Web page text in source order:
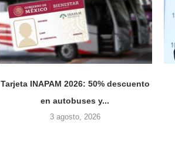
Tarjeta INAPAM 2026: 50% descuento
en autobuses y...
3 agosto, 2026